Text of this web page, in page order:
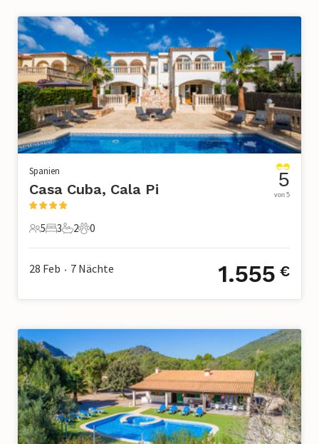
Spanien
Casa Cuba, Cala Pi
5 Gäste
5
3 Schlafzimmer
3
2 Badezimmer
2
0 Haustiere
0
5
von 5
28 Feb • 7 Nächte 1.555 €